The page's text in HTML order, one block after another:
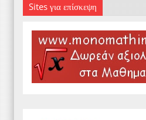
Sites για επίσκεψη